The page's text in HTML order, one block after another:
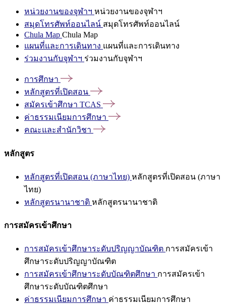
หน่วยงานของจุฬาฯ หน่วยงานของจุฬาฯ
สมุดโทรศัพท์ออนไลน์ สมุดโทรศัพท์ออนไลน์
Chula Map Chula Map
แผนที่และการเดินทาง แผนที่และการเดินทาง
ร่วมงานกับจุฬาฯ ร่วมงานกับจุฬาฯ
การศึกษา
หลักสูตรที่เปิดสอน
สมัครเข้าศึกษา TCAS
ค่าธรรมเนียมการศึกษา
คณะและสำนักวิชา
หลักสูตร
หลักสูตรที่เปิดสอน (ภาษาไทย) หลักสูตรที่เปิดสอน (ภาษา
ไทย)
หลักสูตรนานาชาติ หลักสูตรนานาชาติ
การสมัครเข้าศึกษา
การสมัครเข้าศึกษาระดับปริญญาบัณฑิต การสมัครเข้า
ศึกษาระดับปริญญาบัณฑิต
การสมัครเข้าศึกษาระดับบัณฑิตศึกษา การสมัครเข้า
ศึกษาระดับบัณฑิตศึกษา
ค่าธรรมเนียมการศึกษา ค่าธรรมเนียมการศึกษา